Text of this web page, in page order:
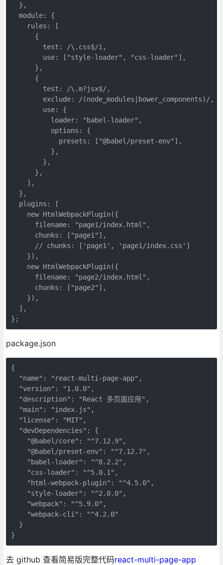
  },
module: {
rules : [
      {
test : /\.css$/i ,
use: [ "style-loader" , "css-loader" ],
      },
      {
test : /\.m?jsx$/ ,
exclude: /(node_modules|bower_components)/ ,
use: {
loader: "babel-loader" ,
options : {
presets : [ "@babel/preset-env" ],
          },
        },
      },
    ],
  },
plugins : [
new HtmlWebpackPlugin({
filename: "page1/index.html" ,
chunks : [ "page1" ],
// chunks: ['page1', 'page1/index.css']
    }),
new HtmlWebpackPlugin({
filename: "page2/index.html" ,
chunks : [ "page2" ],
    }),
  ],
};
package.json
{
"name" : "react-multi-page-app" ,
"version" : "1.0.0" ,
"description" : "React 多页面应用" ,
"main" : "index.js" ,
"license" : "MIT" ,
"devDependencies" : {
"@babel/core" : "^7.12.9" ,
"@babel/preset-env" : "^7.12.7" ,
"babel-loader" : "^8.2.2" ,
"css-loader" : "^5.0.1" ,
"html-webpack-plugin" : "^4.5.0" ,
"style-loader" : "^2.0.0" ,
"webpack" : "^5.9.0" ,
"webpack-cli" :
"^4.2.0"
  }
}
去 github 查看简易版完整代码react-multi-page-app